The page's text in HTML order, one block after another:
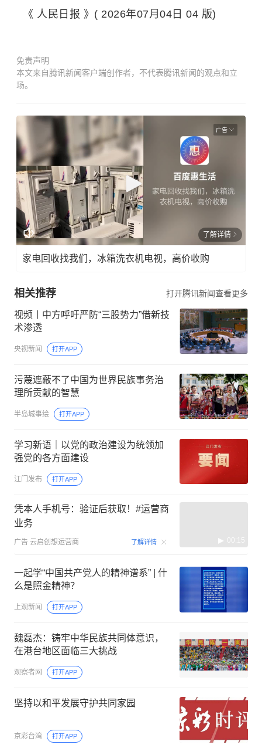
《 人民日报 》( 2026年07月04日 04 版)
免责声明
本文来自腾讯新闻客户端创作者，不代表腾讯新闻的观点和立
场。
广告
了解详情
家电回收找我们，冰箱洗衣机电视，高价收购
相关推荐 打开腾讯新闻查看更多
视频丨中方呼吁严防“三股势力”借新技
术渗透
央视新闻 打开APP
污蔑遮蔽不了中国为世界民族事务治
理所贡献的智慧
半岛城事绘 打开APP
学习新语｜以党的政治建设为统领加
强党的各方面建设
江门发布 打开APP
凭本人手机号：验证后获取！#运营商
业务
广告 云启创想运营商 了解详情 00:15
一起学“中国共产党人的精神谱系” | 什
么是照金精神？
上观新闻 打开APP
魏磊杰：铸牢中华民族共同体意识，
在港台地区面临三大挑战
观察者网 打开APP
坚持以和平发展守护共同家园
京彩台湾 打开APP